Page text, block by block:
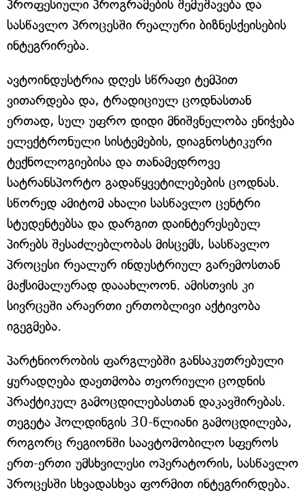
პროფესიული პროგრამების შემუშავება და
სასწავლო პროცესში რეალური ბიზნესქეისების
ინტეგრირება.
ავტოინდუსტრია დღეს სწრაფი ტემპით
ვითარდება და, ტრადიციულ ცოდნასთან
ერთად, სულ უფრო დიდი მნიშვნელობა ენიჭება
ელექტრონული სისტემების, დიაგნოსტიკური
ტექნოლოგიებისა და თანამედროვე
სატრანსპორტო გადაწყვეტილებების ცოდნას.
სწორედ ამიტომ ახალი სასწავლო ცენტრი
სტუდენტებსა და დარგით დაინტერესებულ
პირებს შესაძლებლობას მისცემს, სასწავლო
პროცესი რეალურ ინდუსტრიულ გარემოსთან
მაქსიმალურად დააახლოონ. ამისთვის კი
სივრცეში არაერთი ერთობლივი აქტივობა
იგეგმება.
პარტნიორობის ფარგლებში განსაკუთრებული
ყურადღება დაეთმობა თეორიული ცოდნის
პრაქტიკულ გამოცდილებასთან დაკავშირებას.
თეგეტა ჰოლდინგის 30-წლიანი გამოცდილება,
როგორც რეგიონში საავტომობილო სფეროს
ერთ-ერთი უმსხვილესი ოპერატორის, სასწავლო
პროცესში სხვადასხვა ფორმით ინტეგრირდება.